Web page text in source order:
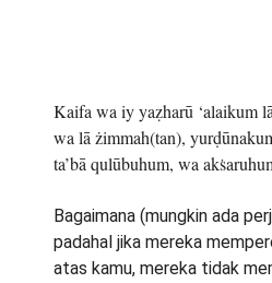
Kaifa wa iy yaẓharū ‘alaikum
wa lā żimmah(tan),
ta’bā qulūbuhum, wa
Bagaimana (mungkin ada
padahal jika mereka
atas kamu, mereka tidak